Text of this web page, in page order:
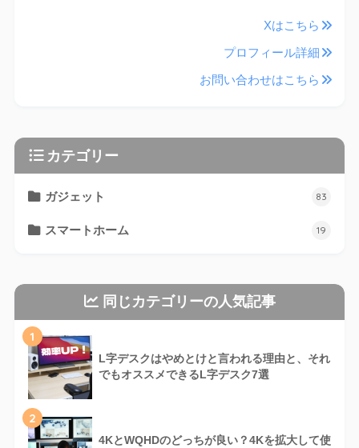
Xはこちら
プロフィール詳細
お問い合わせはこちら
カテゴリー
ガジェット 83
スマートホーム 19
同じカテゴリーの人気記事
1
L字デスクはやめとけと言われる理由と、それ
でもオススメできるL字デスク7選
2
4KとWQHDのどっちが良い？4Kを拡大して使